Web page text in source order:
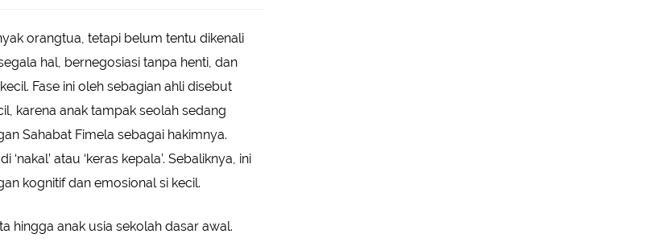
orangtua, tetapi belum tentu dikenali
hal, bernegosiasi tanpa henti, dan
Fase ini oleh sebagian ahli disebut
karena anak tampak seolah sedang
Sahabat Fimela sebagai hakimnya.
atau ‘keras kepala’. Sebaliknya, ini
kognitif dan emosional si kecil.
hingga anak usia sekolah dasar awal.